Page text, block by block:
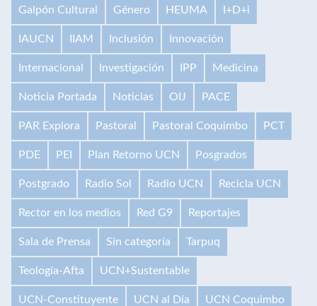
Galpón Cultural Género HEUMA I+D+i
IAUCN IIAM Inclusión Innovación
Internacional Investigación IPP Medicina
Noticia Portada Noticias OIJ PACE
PAR Explora Pastoral Pastoral Coquimbo PCT
PDE PEI Plan Retorno UCN Posgrados
Postgrado Radio Sol Radio UCN Recicla UCN
Rector en los medios Red G9 Reportajes
Sala de Prensa Sin categoría Tarpuq
Teología-Afta UCN+Sustentable
UCN-Constituyente UCN al Día UCN Coquimbo